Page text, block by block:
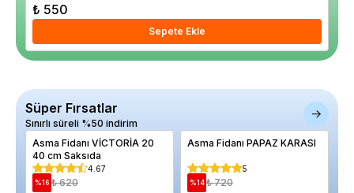
₺ 550
Sepete Ekle
Süper Fırsatlar
Sınırlı süreli %50 indirim
Asma Fidanı VİCTORİA 20
40 cm Saksıda
4.67
%16 ₺ 620
Asma Fidanı PAPAZ KARASI
5
%14 ₺ 720